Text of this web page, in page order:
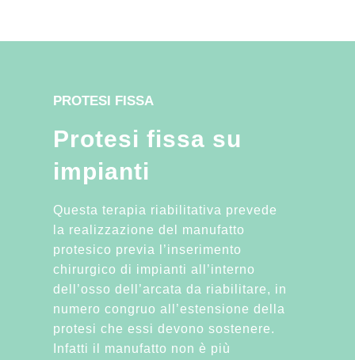
PROTESI FISSA
Protesi fissa su
impianti
Questa terapia riabilitativa prevede
la realizzazione del manufatto
protesico previa l’inserimento
chirurgico di impianti all’interno
dell’osso dell’arcata da riabilitare, in
numero congruo all’estensione della
protesi che essi devono sostenere.
Infatti il manufatto non è più